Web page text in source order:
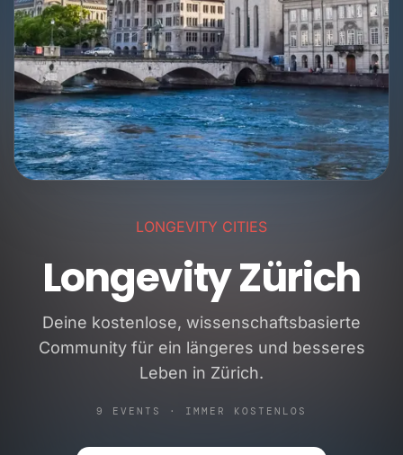
LONGEVITY CITIES
Longevity Zürich
Deine kostenlose, wissenschaftsbasierte
Community für ein längeres und besseres
Leben in Zürich.
9 EVENTS · IMMER KOSTENLOS